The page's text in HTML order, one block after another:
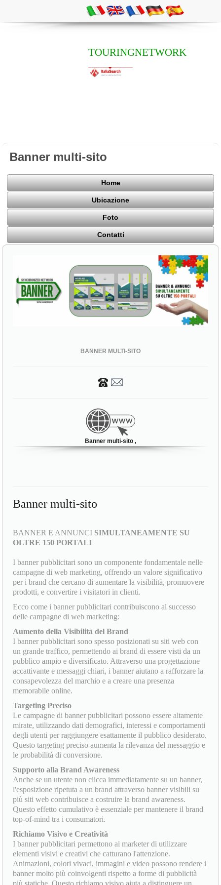
TOURINGNETWORK
Banner multi-sito
Home
Ubicazione
Foto
Contatti
BANNER MULTI-SITO
Banner multi-sito ,
Banner multi-sito
BANNER E ANNUNCI SIMULTANEAMENTE SU
OLTRE 150 PORTALI
I banner pubblicitari sono un componente fondamentale nelle
campagne di web marketing, offrendo un valore significativo
per i brand che cercano di aumentare la visibilità, promuovere
prodotti, e convertire i visitatori in clienti.
Ecco come i banner pubblicitari contribuiscono al successo
delle campagne di web marketing:
Aumento della Visibilità del Brand
I banner pubblicitari sono spesso posizionati su siti web con
un grande traffico, permettendo ai brand di essere visti da un
pubblico ampio e diversificato. Attraverso una progettazione
accattivante e messaggi chiari, i banner aiutano a rafforzare la
consapevolezza del marchio e a creare una presenza
memorabile online.
Targeting Preciso
Le campagne di banner pubblicitari possono essere altamente
mirate, utilizzando dati demografici, interessi e comportamenti
degli utenti per raggiungere esattamente il pubblico desiderato.
Questo targeting preciso aumenta la rilevanza del messaggio e
le probabilità di conversione.
Supporto alla Brand Awareness
Anche se un utente non clicca immediatamente su un banner,
l'esposizione ripetuta a un brand attraverso banner visibili su
più siti web contribuisce a costruire la brand awareness.
Questo effetto cumulativo è essenziale per mantenere il brand
top-of-mind tra i consumatori.
Richiamo Visivo e Creatività
I banner pubblicitari permettono ai marketer di utilizzare
elementi visivi e creativi che catturano l'attenzione.
Animazioni, colori vivaci, immagini e video possono rendere i
banner molto più coinvolgenti rispetto a forme di pubblicità